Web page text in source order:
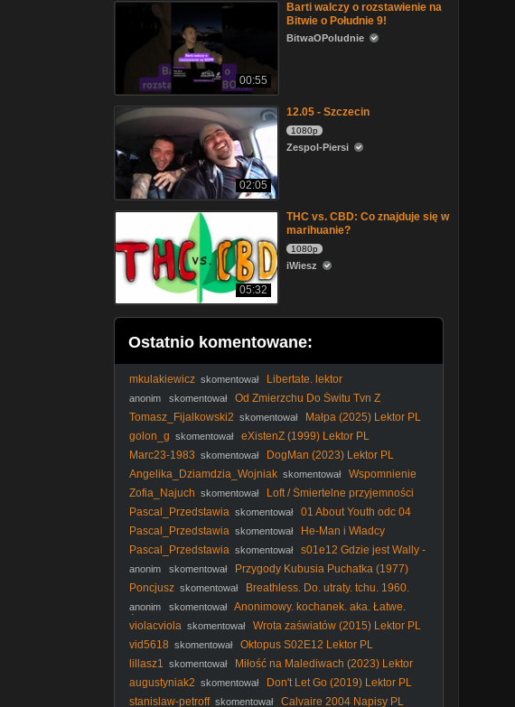
00:55
Barti walczy o rozstawienie na
Bitwie o Południe 9!
BitwaOPoludnie
02:05
12.05 - Szczecin
1080p
Zespol-Piersi
05:32
THC vs. CBD: Co znajduje się w
marihuanie?
1080p
iWiesz
Ostatnio komentowane:
mkulakiewicz skomentował Libertate. lektor
anonim skomentował
Od Zmierzchu Do Świtu Tvn Z
reklamami... VID-1742734786707
Tomasz_Fijalkowski2 skomentował
Małpa (2025) Lektor PL
golon_g skomentował
eXistenZ (1999) Lektor PL
Marc23-1983 skomentował
DogMan (2023) Lektor PL
Angelika_Dziamdzia_Wojniak skomentował
Wspomnienie
matki (2026) Lektor PL
Zofia_Najuch skomentował
Loft / Śmiertelne przyjemności
(2010) Lektor PL
Pascal_Przedstawia skomentował
01 About Youth odc 04
lektor pl
Pascal_Przedstawia skomentował
He-Man i Władcy
Wszechświata - 15 - Przedstawienie Bestii [Lektor ivo męski]
Pascal_Przedstawia skomentował
s01e12 Gdzie jest Wally -
w krainie Wikingów [dubbing]
anonim skomentował
Przygody Kubusia Puchatka (1977)
Poncjusz skomentował
Breathless. Do. utraty. tchu. 1960.
Lektor.pl
anonim skomentował Anonimowy. kochanek. aka. Łatwe.
Życie. 1949. Lektor.pl
violacviola skomentował
Wrota zaświatów (2015) Lektor PL
vid5618 skomentował
Oktopus S02E12 Lektor PL
lillasz1 skomentował
Miłość na Malediwach (2023) Lektor
PL
augustyniak2 skomentował
Don't Let Go (2019) Lektor PL
stanislaw-petroff skomentował Calvaire 2004 Napisy PL